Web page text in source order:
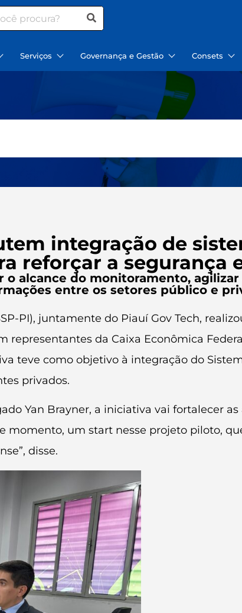
Serviços Governança e Gestão Consets
integração de
reforçar a segurança
o alcance do monitoramento,
entre os setores público e
PI), juntamente do Piauí Gov Tech,
representantes da Caixa Econômica
teve como objetivo à integração do
privados.
Yan Brayner, a iniciativa vai fortalecer
momento, um start nesse projeto piloto,
disse.